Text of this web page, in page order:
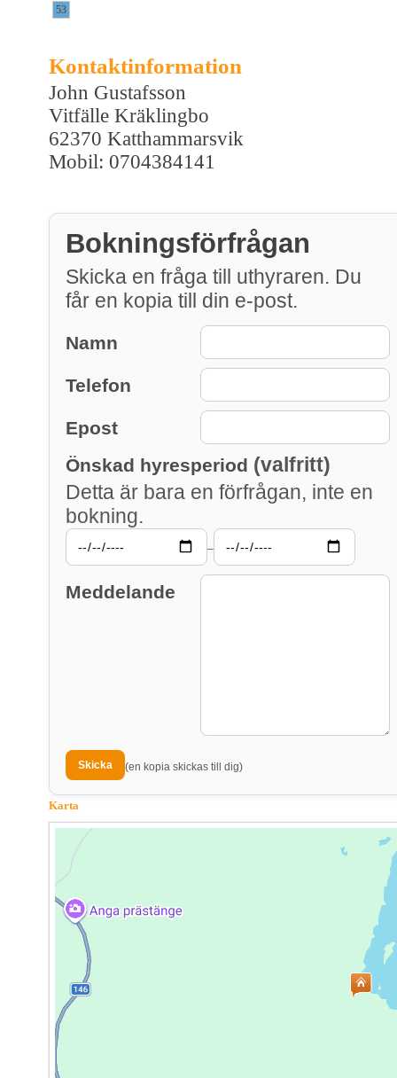
53
Kontaktinformation
John Gustafsson
Vitfälle Kräklingbo
62370 Katthammarsvik
Mobil: 0704384141
Bokningsförfrågan
Skicka en fråga till uthyraren. Du
får en kopia till din e-post.
Namn
Telefon
Epost
Önskad hyresperiod (valfritt)
Detta är bara en förfrågan, inte en
bokning.
–
Meddelande
(en kopia skickas till dig)
Karta